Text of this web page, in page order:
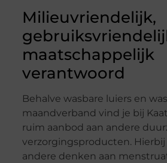
Milieuvriendelijk,
maatschappelijk
verantwoord
Behalve wasbare luiers en
maandverband vind je bij
ruim aanbod aan andere
verzorgingsproducten.
andere denken aan